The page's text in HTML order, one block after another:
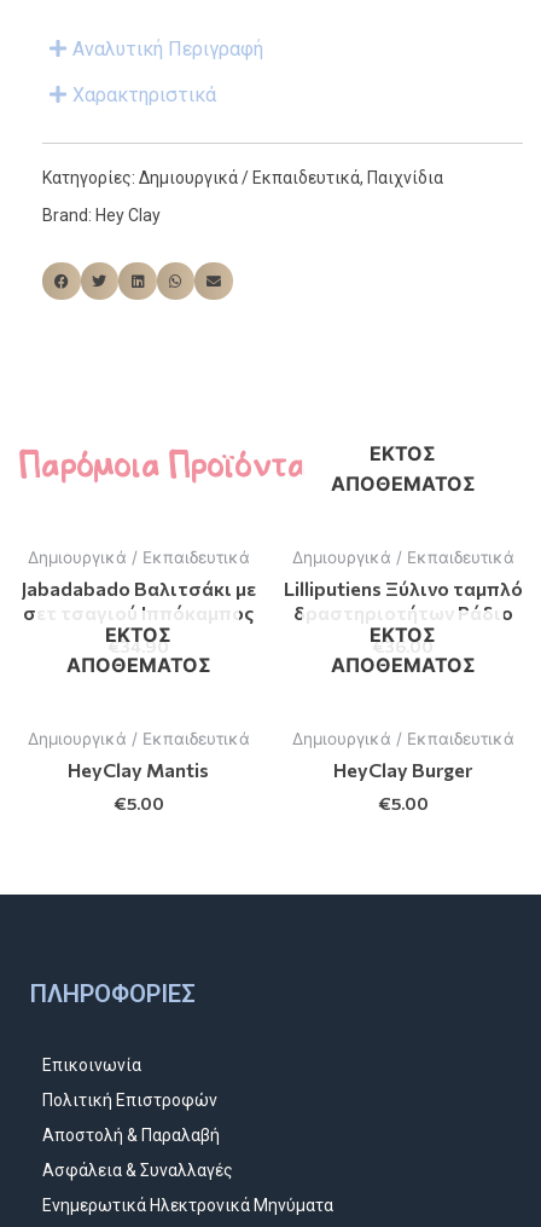
Αναλυτική Περιγραφή
Χαρακτηριστικά
Κατηγορίες: Δημιουργικά / Εκπαιδευτικά, Παιχνίδια
Brand: Hey Clay
Παρόμοια Προϊόντα
Δημιουργικά / Εκπαιδευτικά
Jabadabado Βαλιτσάκι με
σετ τσαγιού Ιππόκαμπος
€34.90
ΕΚΤΌΣ
ΑΠΟΘΈΜΑΤΟΣ
Δημιουργικά / Εκπαιδευτικά
Lilliputiens Ξύλινο ταμπλό
δραστηριοτήτων Ράδιο
€36.00
ΕΚΤΌΣ
ΑΠΟΘΈΜΑΤΟΣ
Δημιουργικά / Εκπαιδευτικά
HeyClay Mantis
€5.00
ΕΚΤΌΣ
ΑΠΟΘΈΜΑΤΟΣ
Δημιουργικά / Εκπαιδευτικά
HeyClay Burger
€5.00
ΠΛΗΡΟΦΟΡΊΕΣ
Επικοινωνία
Πολιτική Επιστροφών
Αποστολή & Παραλαβή
Ασφάλεια & Συναλλαγές
Ενημερωτικά Ηλεκτρονικά Μηνύματα